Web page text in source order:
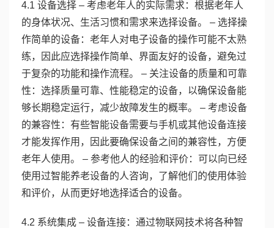
4.1 设备选择 – 考虑老年人的实际需求：根据老年人
的身体状况、生活习惯和需求来选择设备。 – 选择操
作简单的设备：老年人对电子设备的操作可能不太熟
练，因此应选择操作简单、界面友好的设备，避免过
于复杂的功能和操作流程。 – 关注设备的质量和可靠
性：选择质量可靠、性能稳定的设备，以确保设备能
够长期稳定运行，减少故障发生的概率。 – 考虑设备
的兼容性：有些智能设备需要与手机或其他设备连接
才能发挥作用，因此要确保设备之间的兼容性，方便
老年人使用。 – 参考他人的经验和评价：可以向已经
使用过智能养老设备的人咨询，了解他们的使用体验
和评价，从而更好地选择适合的设备。
4.2 系统集成 – 设备连接：通过物联网技术将各种智